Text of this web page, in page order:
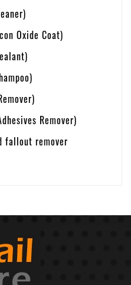
Oxide Coat)
Remover)
fallout remover